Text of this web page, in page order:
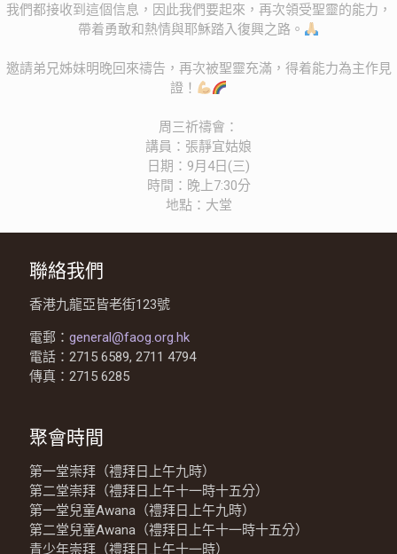
我們都接收到這個信息，因此我們要起來，再次領受聖靈的能力，
帶着勇敢和熱情與耶穌踏入復興之路。
邀請弟兄姊妹明晚回來禱告，再次被聖靈充滿，得着能力為主作見
證！
周三祈禱會：
講員：張靜宜姑娘
日期：9月4日(三)
時間：晚上7:30分
地點：大堂
聯絡我們
香港九龍亞皆老街123號
電郵： general@faog.org.hk
電話：2715 6589, 2711 4794
傳真：2715 6285
聚會時間
第一堂崇拜（禮拜日上午九時）
第二堂崇拜（禮拜日上午十一時十五分）
第一堂兒童Awana（禮拜日上午九時）
第二堂兒童Awana（禮拜日上午十一時十五分）
青少年崇拜（禮拜日上午十一時）